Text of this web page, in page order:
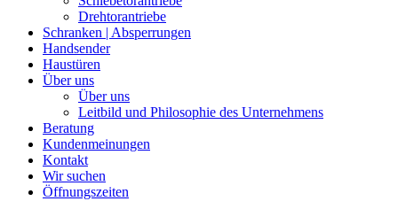
Drehtorantriebe
Schranken | Absperrungen
Handsender
Haustüren
Über uns
Über uns
Leitbild und Philosophie des Unternehmens
Beratung
Kundenmeinungen
Kontakt
Wir suchen
Öffnungszeiten